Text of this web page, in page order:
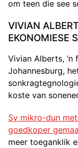
om teen die see
VIVIAN
EKONOMIESE
Vivian Alberts,
Johannesburg,
koste van
Sy mikro-dun
goedkoper
meer toeganklik